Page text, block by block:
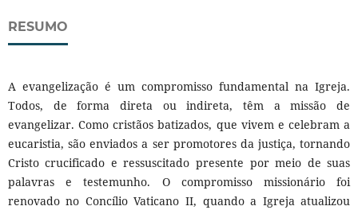
RESUMO
A evangelização é um compromisso fundamental na Igreja.
Todos, de forma direta ou indireta, têm a missão de
evangelizar. Como cristãos batizados, que vivem e celebram a
eucaristia, são enviados a ser promotores da justiça, tornando
Cristo crucificado e ressuscitado presente por meio de suas
palavras e testemunho. O compromisso missionário foi
renovado no Concílio Vaticano II, quando a Igreja atualizou